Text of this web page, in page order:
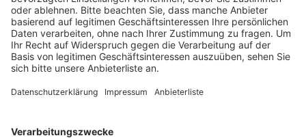
Anzeige
geschossen, so die Ermittler. Der 19-Jährige kam mit
einem Getränkemarkt war weiträumig abgesperrt. Weil